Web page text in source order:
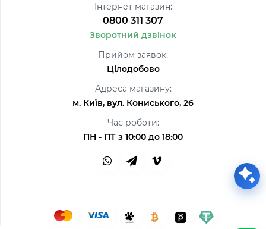
Інтернет магазин:
0800 311 307
Зворотний дзвінок
Прийом заявок:
Цілодобово
Адреса магазину:
м. Київ, вул. Кониського, 26
Час роботи:
ПН - ПТ з 10:00 до 18:00